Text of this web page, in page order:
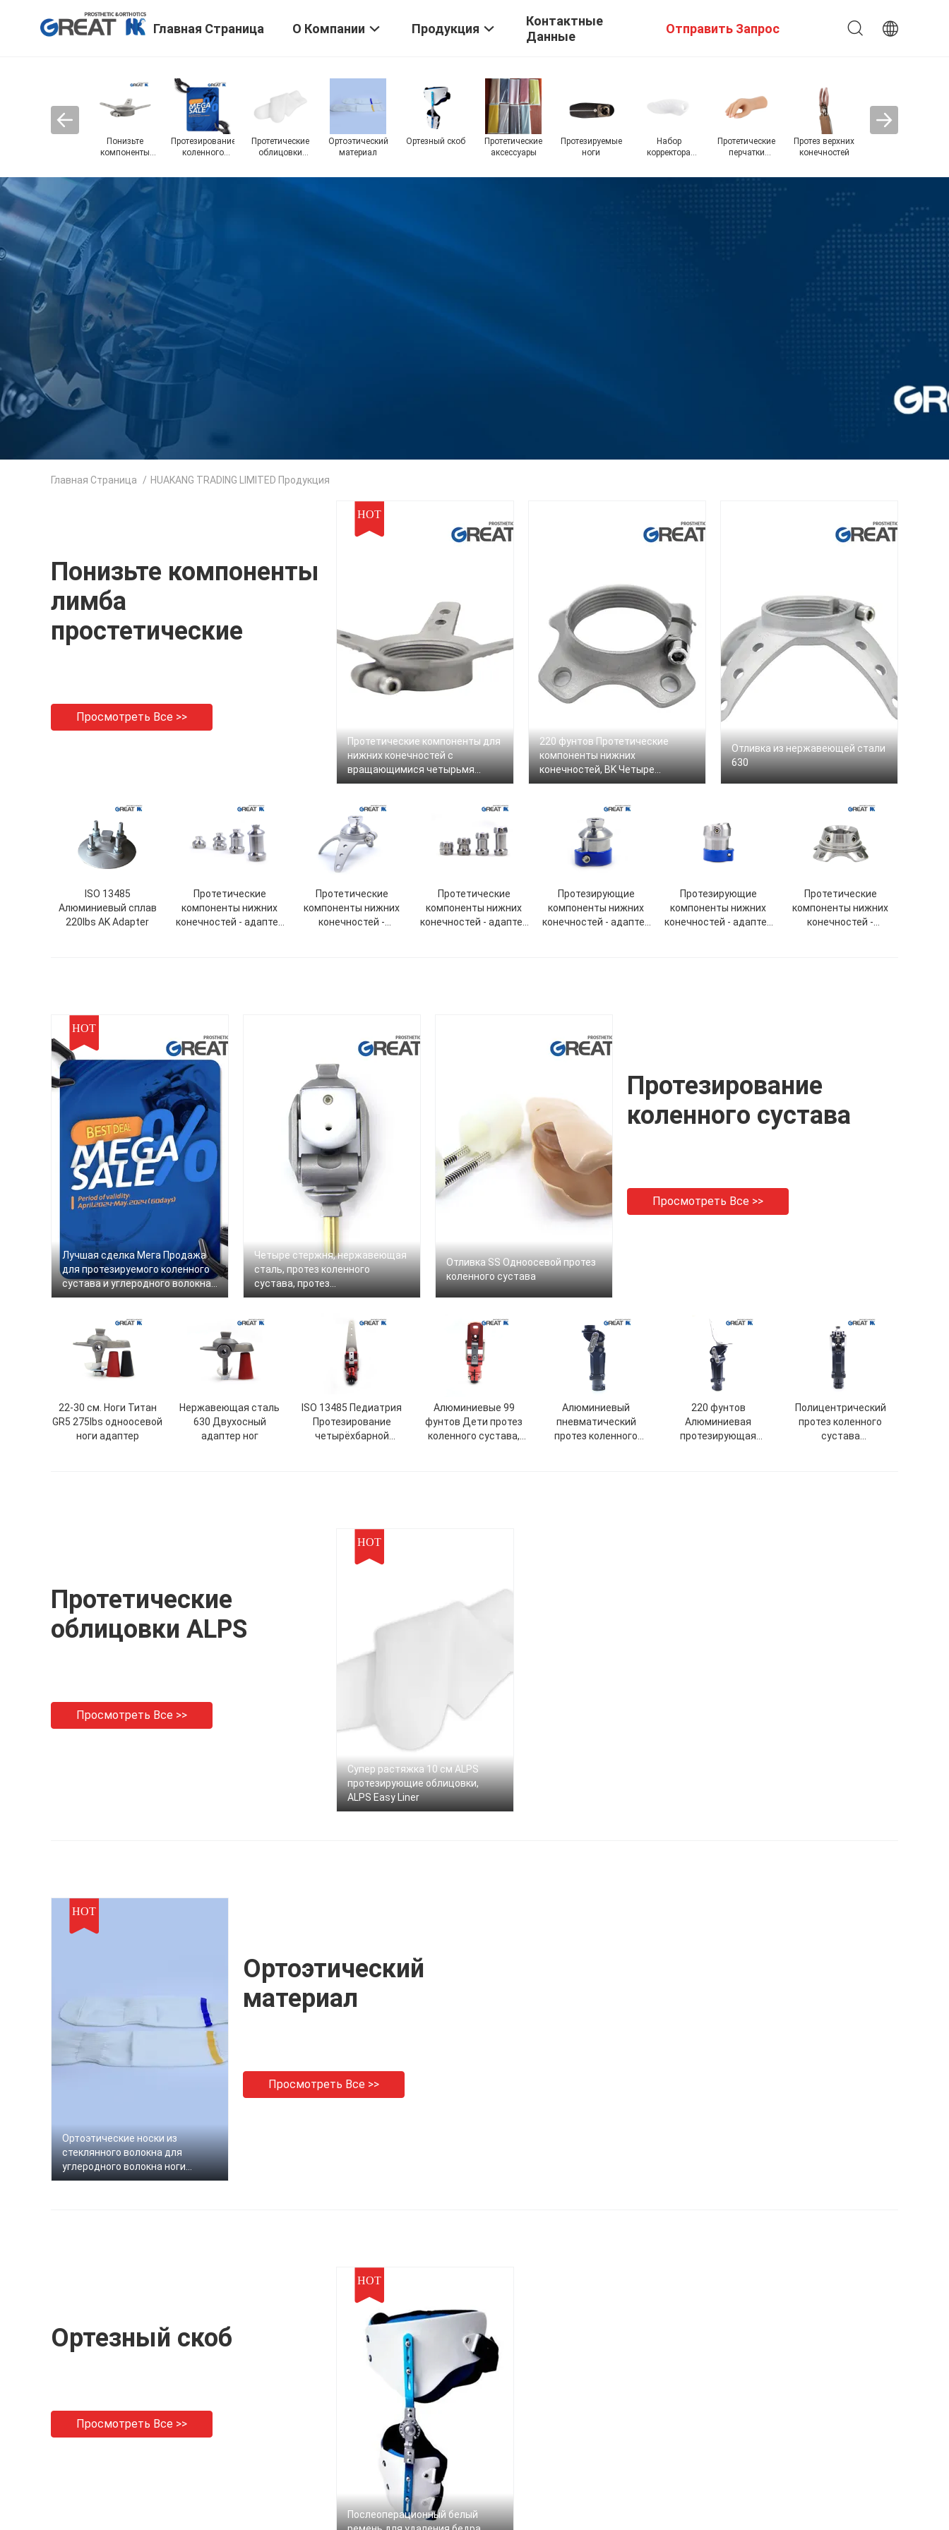
Главная Страница О Компании Продукция
Контактные
Данные
Отправить Запрос
Понизьте
компоненты
простетические
Протезирование
коленного
Протетические
облицовки
Ортоэтический
материал
Ортезный скоб
Протетические
аксессуары
Протезируемые
ноги
Набор
корректора
Протетические
перчатки
Протез верхних
конечностей
Главная Страница / HUAKANG TRADING LIMITED Продукция
Понизьте компоненты
лимба
простетические
Просмотреть Все >>
HOT
Протетические компоненты для
нижних конечностей с
вращающимися четырьмя
ногами
220 фунтов Протетические
компоненты нижних
конечностей, BK Четыре
анкерного адаптера
Отливка из нержавеющей стали
630
ISO 13485
Алюминиевый сплав
220lbs AK Adapter
Протетические
компоненты нижних
конечностей - адаптер
Протетические
компоненты нижних
конечностей -
Протетические
компоненты нижних
конечностей - адаптер
Протезирующие
компоненты нижних
конечностей - адаптер
Протезирующие
компоненты нижних
конечностей - адаптер
Протетические
компоненты нижних
конечностей -
HOT
Лучшая сделка Мега Продажа
для протезируемого коленного
сустава и углеродного волокна
стопы
Четыре стержня, нержавеющая
сталь, протез коленного
сустава, протез
самозакрывающегося
Отливка SS Одноосевой протез
коленного сустава
Протезирование
коленного сустава
Просмотреть Все >>
22-30 см. Ноги Титан
GR5 275lbs одноосевой
ноги адаптер
Нержавеющая сталь
630 Двухосный
адаптер ног
ISO 13485 Педиатрия
Протезирование
четырёхбарной
Алюминиевые 99
фунтов Дети протез
коленного сустава,
Алюминиевый
пневматический
протез коленного
220 фунтов
Алюминиевая
протезирующая
Полицентрический
протез коленного
сустава
Протетические
облицовки ALPS
Просмотреть Все >>
HOT
Супер растяжка 10 см ALPS
протезирующие облицовки,
ALPS Easy Liner
HOT
Ортоэтические носки из
стеклянного волокна для
углеродного волокна ноги
низкая талия белый цвет
Ортоэтический
материал
Просмотреть Все >>
Ортезный скоб
Просмотреть Все >>
HOT
Послеоперационный белый